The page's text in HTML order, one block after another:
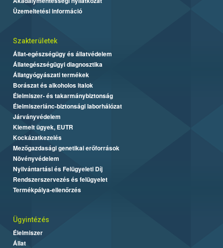
Üzemeltetési információ
Szakterületek
Állat-egészségügy és állatvédelem
Állategészségügyi diagnosztika
Állatgyógyászati termékek
Borászat és alkoholos italok
Élelmiszer- és takarmánybiztonság
Élelmiszerlánc-biztonsági laborhálózat
Járványvédelem
Kiemelt ügyek, EUTR
Kockázatkezelés
Mezőgazdasági genetikai erőforrások
Növényvédelem
Nyilvántartási és Felügyeleti Díj
Rendszerszervezés és felügyelet
Termékpálya-ellenőrzés
Ügyintézés
Élelmiszer
Állat